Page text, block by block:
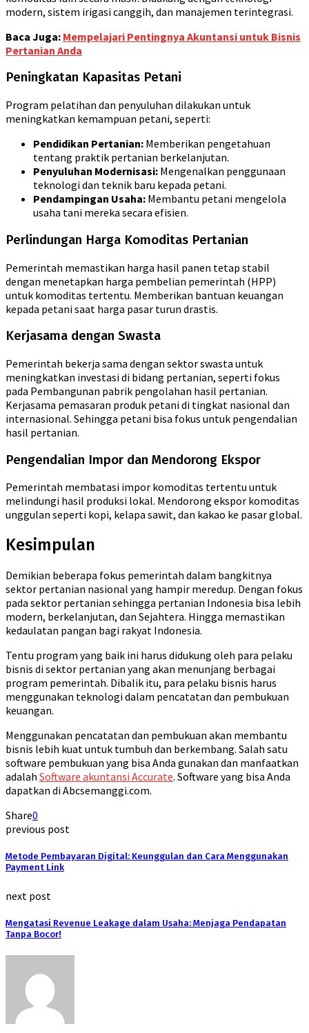
modern, sistem irigasi canggih, dan manajemen terintegrasi.
Baca Juga: Mempelajari Pentingnya Akuntansi untuk Bisnis
Pertanian Anda
Peningkatan Kapasitas Petani
Program pelatihan dan penyuluhan dilakukan untuk
meningkatkan kemampuan petani, seperti:
Pendidikan Pertanian: Memberikan pengetahuan
tentang praktik pertanian berkelanjutan.
Penyuluhan Modernisasi: Mengenalkan penggunaan
teknologi dan teknik baru kepada petani.
Pendampingan Usaha: Membantu petani mengelola
usaha tani mereka secara efisien.
Perlindungan Harga Komoditas Pertanian
Pemerintah memastikan harga hasil panen tetap stabil
dengan menetapkan harga pembelian pemerintah (HPP)
untuk komoditas tertentu. Memberikan bantuan keuangan
kepada petani saat harga pasar turun drastis.
Kerjasama dengan Swasta
Pemerintah bekerja sama dengan sektor swasta untuk
meningkatkan investasi di bidang pertanian, seperti fokus
pada Pembangunan pabrik pengolahan hasil pertanian.
Kerjasama pemasaran produk petani di tingkat nasional dan
internasional. Sehingga petani bisa fokus untuk pengendalian
hasil pertanian.
Pengendalian Impor dan Mendorong Ekspor
Pemerintah membatasi impor komoditas tertentu untuk
melindungi hasil produksi lokal. Mendorong ekspor komoditas
unggulan seperti kopi, kelapa sawit, dan kakao ke pasar global.
Kesimpulan
Demikian beberapa fokus pemerintah dalam bangkitnya
sektor pertanian nasional yang hampir meredup. Dengan fokus
pada sektor pertanian sehingga pertanian Indonesia bisa lebih
modern, berkelanjutan, dan Sejahtera. Hingga memastikan
kedaulatan pangan bagi rakyat Indonesia.
Tentu program yang baik ini harus didukung oleh para pelaku
bisnis di sektor pertanian yang akan menunjang berbagai
program pemerintah. Dibalik itu, para pelaku bisnis harus
menggunakan teknologi dalam pencatatan dan pembukuan
keuangan.
Menggunakan pencatatan dan pembukuan akan membantu
bisnis lebih kuat untuk tumbuh dan berkembang. Salah satu
software pembukuan yang bisa Anda gunakan dan manfaatkan
adalah Software akuntansi Accurate. Software yang bisa Anda
dapatkan di Abcsemanggi.com.
Share0
previous post
Metode Pembayaran Digital: Keunggulan dan Cara Menggunakan
Payment Link
next post
Mengatasi Revenue Leakage dalam Usaha: Menjaga Pendapatan
Tanpa Bocor!